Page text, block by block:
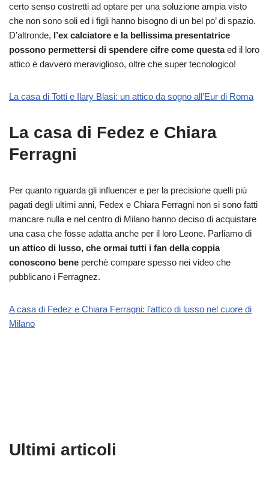
certo senso costretti ad optare per una soluzione ampia visto
che non sono soli ed i figli hanno bisogno di un bel po’ di spazio.
D’altronde, l’ex calciatore e la bellissima presentatrice
possono permettersi di spendere cifre come questaed il loro
attico è davvero meraviglioso, oltre che super tecnologico!
La casa di Totti e Ilary Blasi: un attico da sogno all’Eur di Roma
La casa di Fedez e Chiara
Ferragni
Per quanto riguarda gli influencer e per la precisione quelli più
pagati degli ultimi anni, Fedex e Chiara Ferragni non si sono fatti
mancare nulla e nel centro di Milano hanno deciso di acquistare
una casa che fosse adatta anche per il loro Leone. Parliamo di
un attico di lusso, che ormai tutti i fan della coppia
conoscono bene perchè compare spesso nei video che
pubblicano i Ferragnez.
A casa di Fedez e Chiara Ferragni: l’attico di lusso nel cuore di
Milano
Ultimi articoli